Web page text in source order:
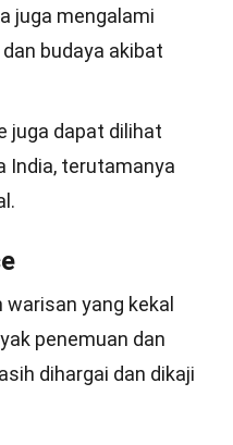
juga mengalami
budaya akibat
juga dapat dilihat
India, terutamanya
yang kekal
penemuan dan
dihargai dan dikaji